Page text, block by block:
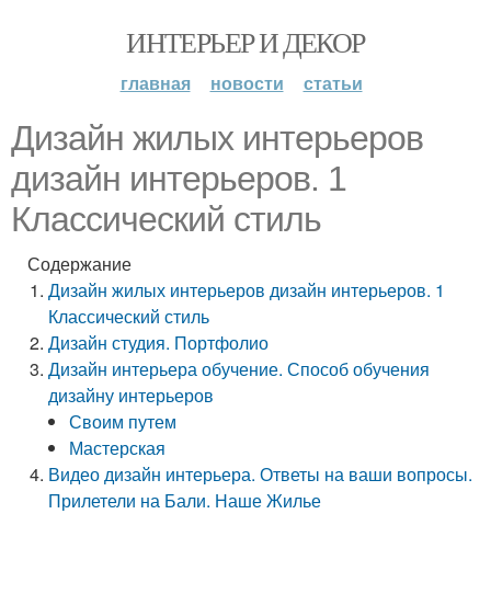
ИНТЕРЬЕР И ДЕКОР
главная новости статьи
Дизайн жилых интерьеров
дизайн интерьеров. 1
Классический стиль
Содержание
Дизайн жилых интерьеров дизайн интерьеров. 1
Классический стиль
Дизайн студия. Портфолио
Дизайн интерьера обучение. Способ обучения
дизайну интерьеров
Своим путем
Мастерская
Видео дизайн интерьера. Ответы на ваши вопросы.
Прилетели на Бали. Наше Жилье